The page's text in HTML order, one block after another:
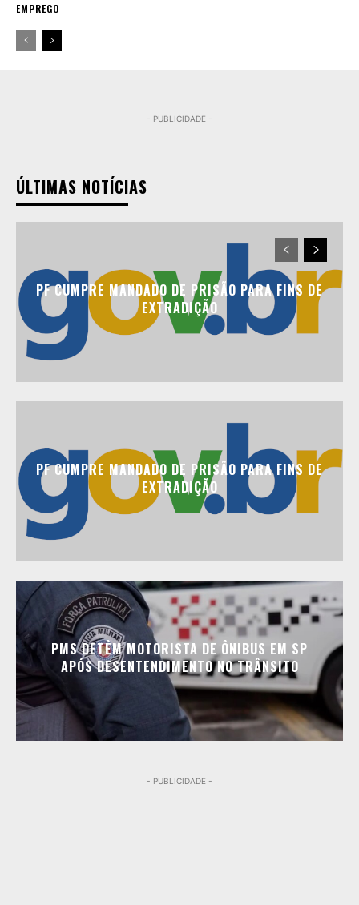
EMPREGO
- PUBLICIDADE -
ÚLTIMAS NOTÍCIAS
PF CUMPRE MANDADO DE PRISÃO PARA FINS DE
EXTRADIÇÃO
PF CUMPRE MANDADO DE PRISÃO PARA FINS DE
EXTRADIÇÃO
PMS DETÊM MOTORISTA DE ÔNIBUS EM SP
APÓS DESENTENDIMENTO NO TRÂNSITO
- PUBLICIDADE -